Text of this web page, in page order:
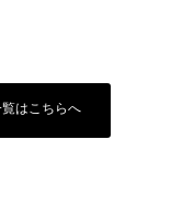
覧はこちらへ